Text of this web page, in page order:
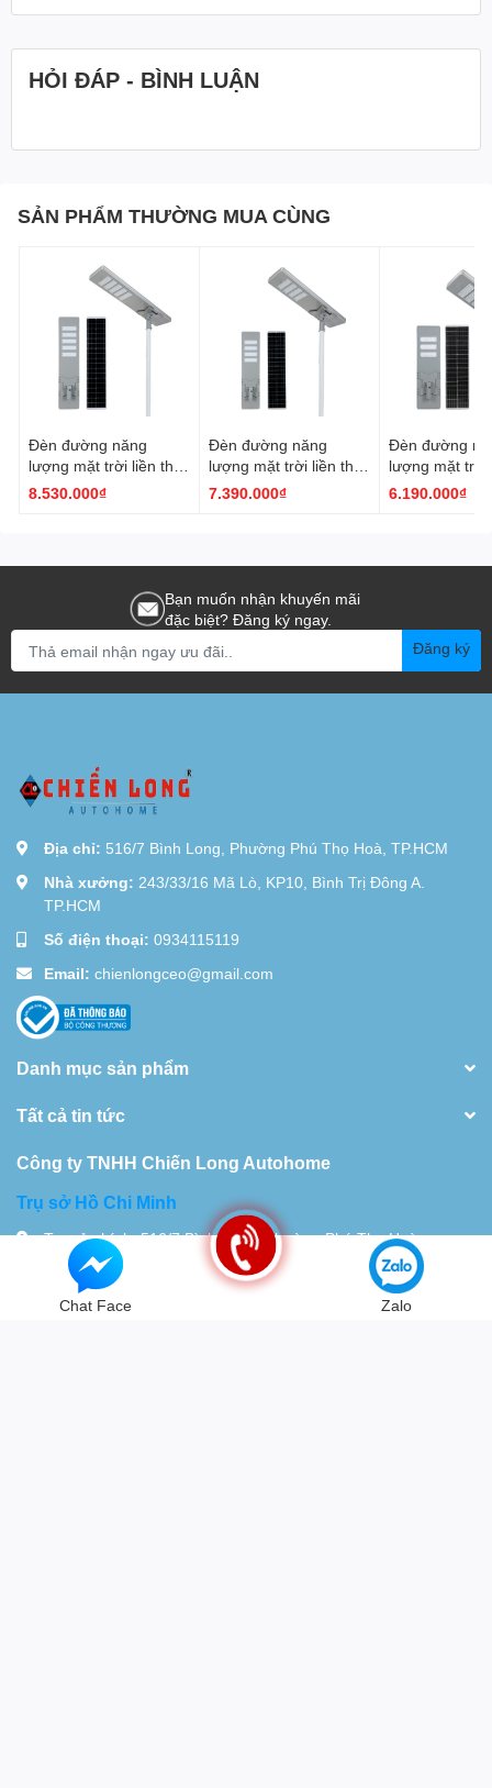
HỎI ĐÁP - BÌNH LUẬN
SẢN PHẨM THƯỜNG MUA CÙNG
Đèn đường năng
lượng mặt trời liền thể
A250-75
8.530.000₫
Đèn đường năng
lượng mặt trời liền thể
A200-60
7.390.000₫
Đèn đường
lượng mặt trời
A150-45
6.190.000₫
Bạn muốn nhận khuyến mãi
đặc biệt? Đăng ký ngay.
Đăng ký
Địa chỉ: 516/7 Bình Long, Phường Phú Thọ Hoà, TP.HCM
Nhà xưởng: 243/33/16 Mã Lò, KP10, Bình Trị Đông A.
TP.HCM
Số điện thoại: 0934115119
Email: chienlongceo@gmail.com
Danh mục sản phẩm
Tất cả tin tức
Công ty TNHH Chiến Long Autohome
Trụ sở Hồ Chi Minh
Trụ sở chính: 516/7 Bình Long, Phường Phú Thọ Hoà,
TP.HCM Nhà xưởng 28 Đường 18D,Khu Phố 10, Bình Hưng
Hòa. TP.HCM
Chat Face Zalo